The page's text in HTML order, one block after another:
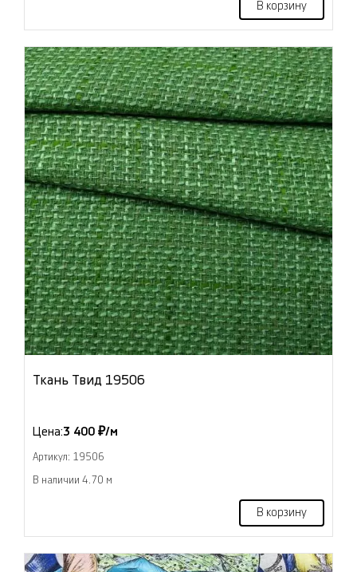
В корзину
Ткань Твид 19506
Цена:3 400 ₽/м
Артикул: 19506
В наличии 4.70 м
В корзину